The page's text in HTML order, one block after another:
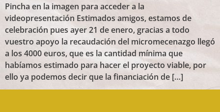
Pincha en la imagen para acceder a la
videopresentación Estimados amigos, estamos de
celebración pues ayer 21 de enero, gracias a todo
vuestro apoyo la recaudación del micromecenazgo llegó
a los 4000 euros, que es la cantidad mínima que
habíamos estimado para hacer el proyecto viable, por
ello ya podemos decir que la financiación de […]